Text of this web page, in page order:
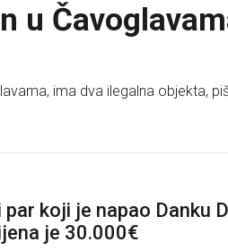
u
ima dva ilegalna objekta,
par koji je napao Danku
je 30.000€